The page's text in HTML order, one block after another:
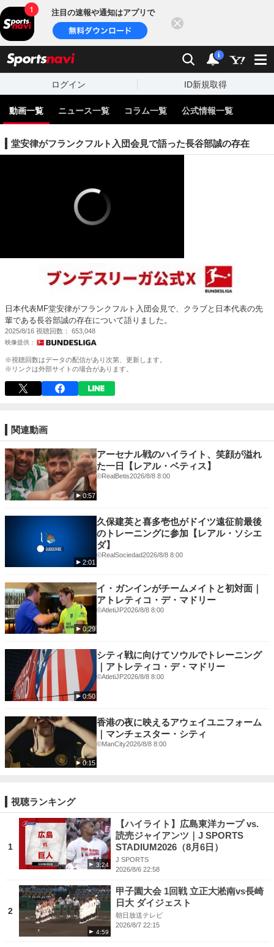
注目の速報や通知はアプリで
検索 通知
i
ログイン ID新規取得
動画一覧 ニュース一覧 コラム一覧 公式情報一覧
堂安律がフランクフルト入団会見で語った長谷部誠の存在
日本代表MF堂安律がフランクフルト入団会見で、クラブと日本代表の先
輩である長谷部誠の存在について語りました。
2025/8/16 視聴回数 653,048
※視聴回数はデータの配信があり次第、更新します。
※リンクは外部サイトの場合があります。
関連動画
0:57
アーセナル戦のハイライト、笑顔が溢れ
た一日【レアル・ベティス】
©RealBetis2026/8/8 8:00
2:01
久保建英と喜多壱也がドイツ遠征前最後
のトレーニングに参加【レアル・ソシエ
ダ】
©RealSociedad2026/8/8 8:00
0:29
イ・ガンインがチームメイトと初対面｜
アトレティコ・デ・マドリー
©️AtletiJP2026/8/8 8:00
0:50
シティ戦に向けてソウルでトレーニング
｜アトレティコ・デ・マドリー
©️AtletiJP2026/8/8 8:00
0:15
香港の夜に映えるアウェイユニフォーム
｜マンチェスター・シティ
©ManCity2026/8/8 8:00
視聴ランキング
1
3:24
【ハイライト】広島東洋カープ vs.
読売ジャイアンツ｜J SPORTS
STADIUM2026（8月6日）
J SPORTS
2026/8/6 22:58
2
4:59
甲子園大会 1回戦 立正大淞南vs長崎
日大 ダイジェスト
朝日放送テレビ
2026/8/7 22:15